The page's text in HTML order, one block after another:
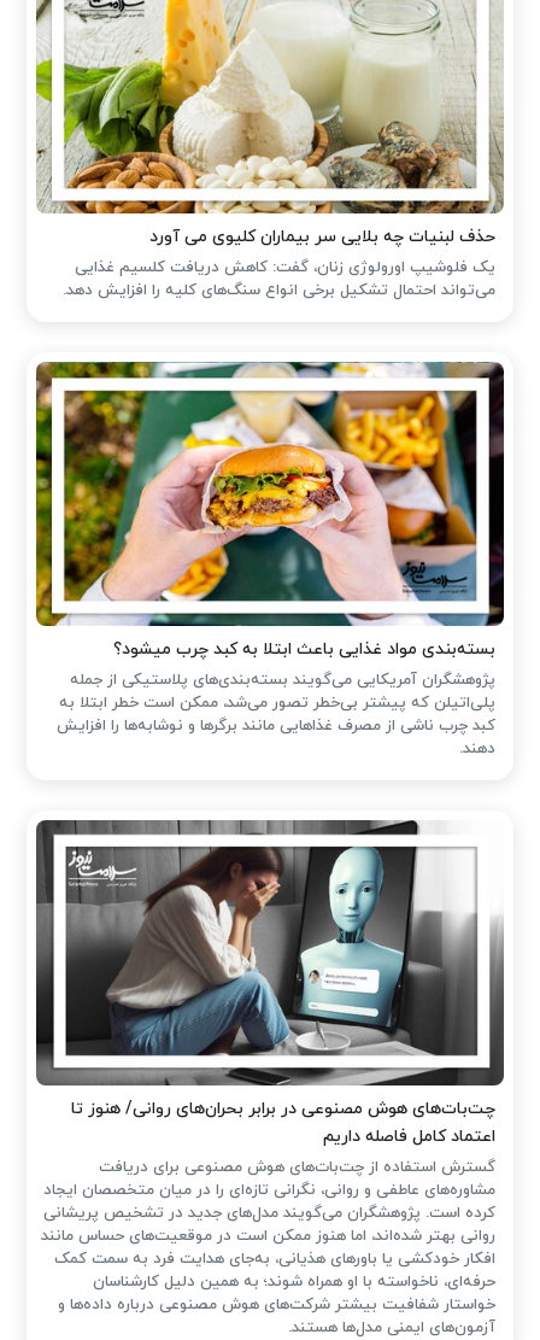
حذف لبنیات چه بلایی سر بیماران کلیوی می آورد
یک فلوشیپ اورولوژی زنان، گفت: کاهش دریافت کلسیم غذایی
می‌تواند احتمال تشکیل برخی انواع سنگ‌های کلیه را افزایش دهد.
بسته‌بندی مواد غذایی باعث ابتلا به کبد چرب میشود؟
پژوهشگران آمریکایی می‌گویند بسته‌بندی‌های پلاستیکی از جمله
پلی‌اتیلن که پیشتر بی‌خطر تصور می‌شد، ممکن است خطر ابتلا به
کبد چرب ناشی از مصرف غذاهایی مانند برگرها و نوشابه‌ها را افزایش
دهند.
چت‌بات‌های هوش مصنوعی در برابر بحران‌های روانی/ هنوز تا
اعتماد کامل فاصله داریم
گسترش استفاده از چت‌بات‌های هوش مصنوعی برای دریافت
مشاوره‌های عاطفی و روانی، نگرانی تازه‌ای را در میان متخصصان ایجاد
کرده است. پژوهشگران می‌گویند مدل‌های جدید در تشخیص پریشانی
روانی بهتر شده‌اند، اما هنوز ممکن است در موقعیت‌های حساس مانند
افکار خودکشی یا باورهای هذیانی، به‌جای هدایت فرد به سمت کمک
حرفه‌ای، ناخواسته با او همراه شوند؛ به همین دلیل کارشناسان
خواستار شفافیت بیشتر شرکت‌های هوش مصنوعی درباره داده‌ها و
آزمون‌های ایمنی مدل‌ها هستند.